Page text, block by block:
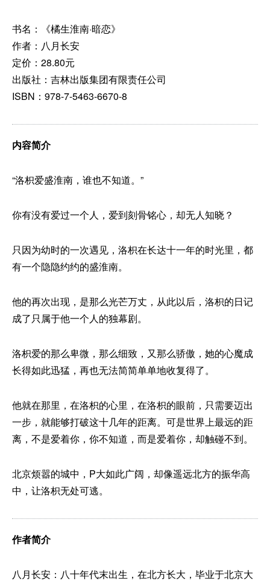
书名：《橘生淮南·暗恋》
作者：八月长安
定价：28.80元
出版社：吉林出版集团有限责任公司
ISBN：978-7-5463-6670-8
内容简介
“洛枳爱盛淮南，谁也不知道。”
你有没有爱过一个人，爱到刻骨铭心，却无人知晓？
只因为幼时的一次遇见，洛枳在长达十一年的时光里，都
有一个隐隐约约的盛淮南。
他的再次出现，是那么光芒万丈，从此以后，洛枳的日记
成了只属于他一个人的独幕剧。
洛枳爱的那么卑微，那么细致，又那么骄傲，她的心魔成
长得如此迅猛，再也无法简简单单地收复得了。
他就在那里，在洛枳的心里，在洛枳的眼前，只需要迈出
一步，就能够打破这十几年的距离。可是世界上最远的距
离，不是爱着你，你不知道，而是爱着你，却触碰不到。
北京烦嚣的城中，P大如此广阔，却像遥远北方的振华高
中，让洛枳无处可逃。
作者简介
八月长安：八十年代末出生，在北方长大，毕业于北京大